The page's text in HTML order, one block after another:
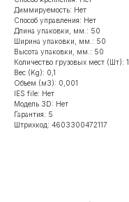
Диммируемость: Нет
Способ управления: Нет
Длина упаковки, мм.: 50
Ширина упаковки, мм.: 50
Высота упаковки, мм.: 50
Количество грузовых мест (Шт): 1
Вес (Kg): 0,1
Объем (м3): 0,001
IES file: Нет
Модель 3D: Нет
Гарантия: 5
Штрихкод: 4603300472117